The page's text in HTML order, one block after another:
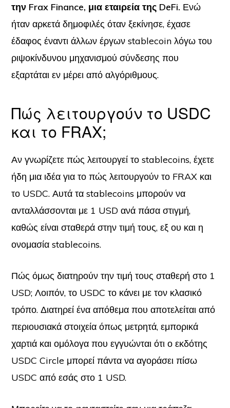
την Frax Finance, μια εταιρεία της DeFi. Ενώ
ήταν αρκετά δημοφιλές όταν ξεκίνησε, έχασε
έδαφος έναντι άλλων έργων stablecoin λόγω του
ριψοκίνδυνου μηχανισμού σύνδεσης που
εξαρτάται εν μέρει από αλγόριθμους.
Πώς λειτουργούν το USDC
και το FRAX;
Αν γνωρίζετε πώς λειτουργεί το stablecoins, έχετε
ήδη μια ιδέα για το πώς λειτουργούν το FRAX και
το USDC. Αυτά τα stablecoins μπορούν να
ανταλλάσσονται με 1 USD ανά πάσα στιγμή,
καθώς είναι σταθερά στην τιμή τους, εξ ου και η
ονομασία stablecoins.
Πώς όμως διατηρούν την τιμή τους σταθερή στο 1
USD; Λοιπόν, το USDC το κάνει με τον κλασικό
τρόπο. Διατηρεί ένα απόθεμα που αποτελείται από
περιουσιακά στοιχεία όπως μετρητά, εμπορικά
χαρτιά και ομόλογα που εγγυώνται ότι ο εκδότης
USDC Circle μπορεί πάντα να αγοράσει πίσω
USDC από εσάς στο 1 USD.